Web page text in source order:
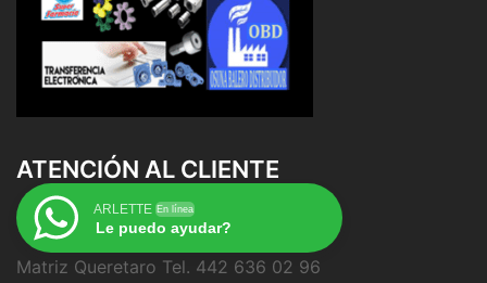
ATENCIÓN AL CLIENTE
ARLETTE En línea
Le puedo ayudar?
Matriz Queretaro Tel. 442 636 02 96